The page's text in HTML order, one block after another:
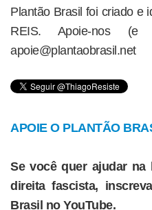
Plantão Brasil foi criado e
REIS. Apoie-nos (e
apoie@plantaobrasil.net
APOIE O PLANTÃO
Se você quer ajudar
direita fascista,
Brasil no YouTube.